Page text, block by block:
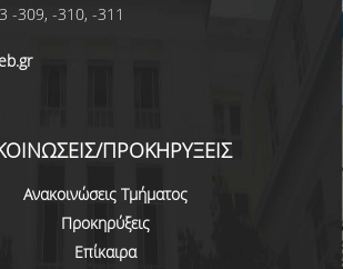
ΣΠΟΥΔΕΣ
ΣΠΟΥΔΕΣ
ΥΠΟΨΗΦΙΩΝ ΔΙΔΑΚΤΟΡΩΝ
ΔΙΔΑΚΤΟΡΩΝ
ΠΟΙΟΤΗΤΑΣ
-309, -310, -311
ΠΡΟΚΗΡΥΞΕΙΣ
Ανακοινώσεις Τμήματος
Προκηρύξεις
Επίκαιρα